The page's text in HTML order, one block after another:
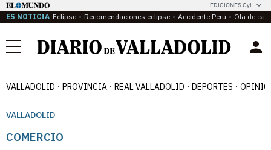
EDICIONES CyL
ES NOTICIA Eclipse Recomendaciones eclipse Accidente Perú Ola de
Menú
VALLADOLID PROVINCIA REAL VALLADOLID DEPORTES
VALLADOLID
COMERCIO